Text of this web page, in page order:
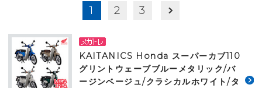
1 2 3
KAITANICS Honda スーパーカブ110
グリントウェーブブルーメタリック/バ
ージンベージュ/クラシカルホワイト/タ